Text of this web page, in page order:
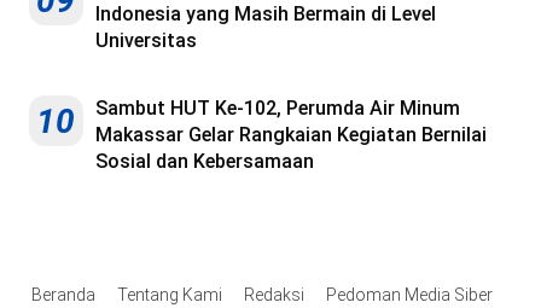
Indonesia yang Masih Bermain di Level
Universitas
10
Sambut HUT Ke-102, Perumda Air Minum
Makassar Gelar Rangkaian Kegiatan Bernilai
Sosial dan Kebersamaan
Beranda Tentang Kami Redaksi Pedoman Media Siber